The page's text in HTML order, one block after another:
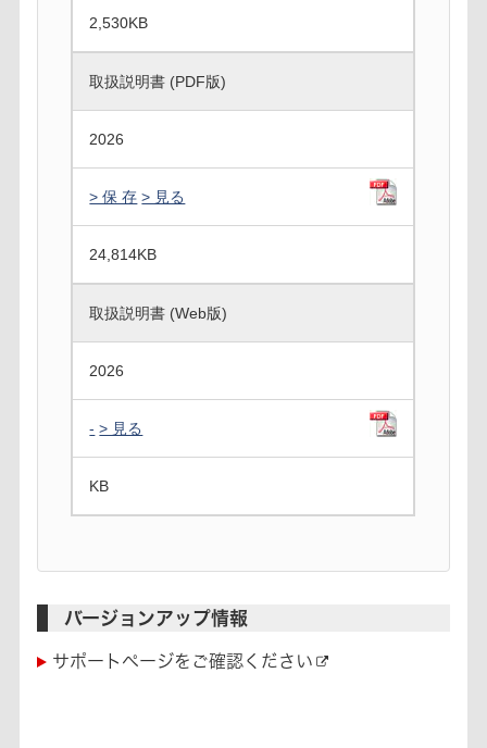
2,530KB
取扱説明書 (PDF版)
2026
> 保 存 > 見る
24,814KB
取扱説明書 (Web版)
2026
- > 見る
KB
バージョンアップ情報
サポートページをご確認ください